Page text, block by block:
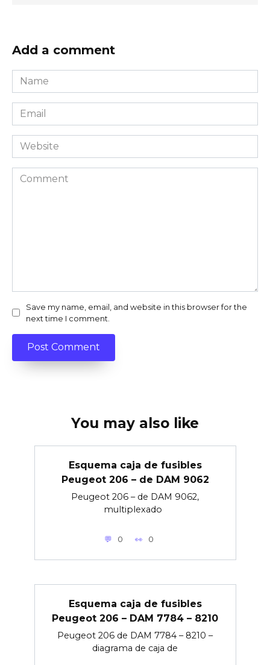
Add a comment
Name
*
Email
*
Website
Comment
Save my name, email, and website in this browser for the
next time I comment.
You may also like
Esquema caja de fusibles
Peugeot 206 – de DAM 9062
Peugeot 206 – de DAM 9062,
multiplexado
0 0
Esquema caja de fusibles
Peugeot 206 – DAM 7784 – 8210
Peugeot 206 de DAM 7784 – 8210 –
diagrama de caja de